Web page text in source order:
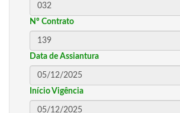
Nº Contrato
Data de Assiantura
Início Vigência